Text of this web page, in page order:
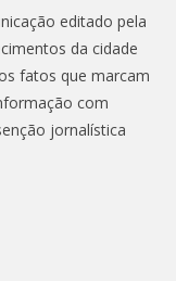
editado pela
da cidade
fatos que marcam
com
jornalística